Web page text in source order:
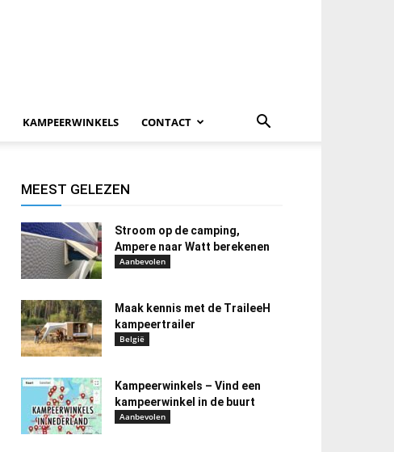
KAMPEERWINKELS CONTACT
MEEST GELEZEN
Stroom op de camping,
Ampere naar Watt berekenen
Aanbevolen
Maak kennis met de TraileeH
kampeertrailer
België
Kampeerwinkels – Vind een
kampeerwinkel in de buurt
Aanbevolen